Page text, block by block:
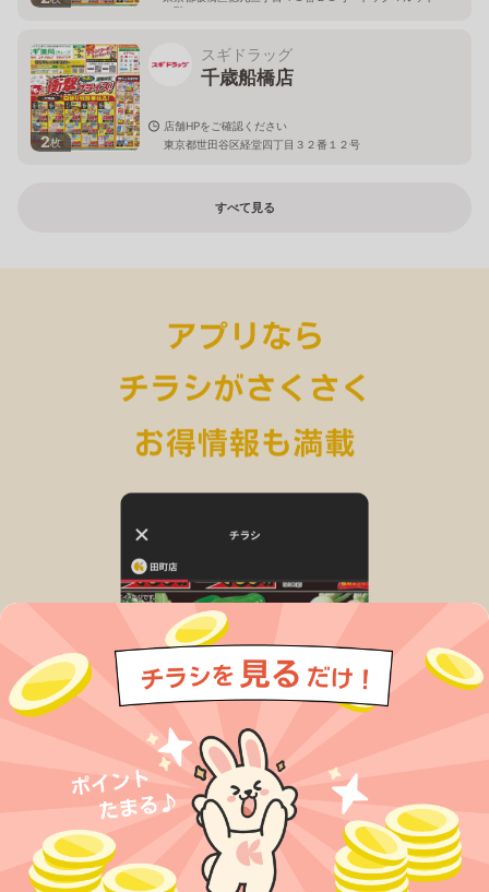
１階
2枚
スギドラッグ
千歳船橋店
店舗HPをご確認ください
東京都世田谷区経堂四丁目３２番１２号
すべて見る